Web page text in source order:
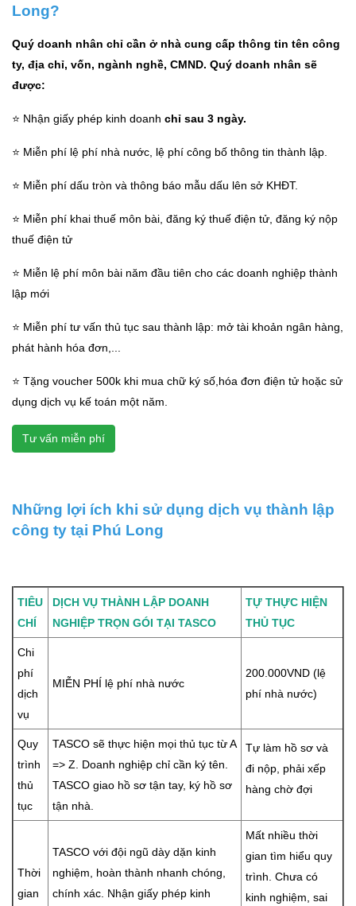
Long?
Quý doanh nhân chỉ cần ở nhà cung cấp thông tin tên công
ty, địa chỉ, vốn, ngành nghề, CMND. Quý doanh nhân sẽ
được:
⭐ Nhận giấy phép kinh doanh chỉ sau 3 ngày.
⭐ Miễn phí lệ phí nhà nước, lệ phí công bố thông tin thành lập.
⭐ Miễn phí dấu tròn và thông báo mẫu dấu lên sở KHĐT.
⭐ Miễn phí khai thuế môn bài, đăng ký thuế điện tử, đăng ký nộp
thuế điện tử
⭐ Miễn lệ phí môn bài năm đầu tiên cho các doanh nghiệp thành
lập mới
⭐ Miễn phí tư vấn thủ tục sau thành lập: mở tài khoản ngân hàng,
phát hành hóa đơn,...
⭐ Tặng voucher 500k khi mua chữ ký số,hóa đơn điện tử hoặc sử
dụng dịch vụ kế toán một năm.
Tư vấn miễn phí
Những lợi ích khi sử dụng dịch vụ thành lập
công ty tại Phú Long
TIÊU
CHÍ
DỊCH VỤ THÀNH LẬP DOANH
NGHIỆP TRỌN GÓI TẠI TASCO
TỰ THỰC HIỆN
THỦ TỤC
Chi
phí
dịch
vụ
MIỄN PHÍ lệ phí nhà nước
200.000VND (lệ
phí nhà nước)
Quy
trình
thủ
tục
TASCO sẽ thực hiện mọi thủ tục từ A
=> Z. Doanh nghiệp chỉ cần ký tên.
TASCO giao hồ sơ tận tay, ký hồ sơ
tận nhà.
Tự làm hồ sơ và
đi nộp, phải xếp
hàng chờ đợi
Thời
gian
TASCO với đội ngũ dày dặn kinh
nghiệm, hoàn thành nhanh chóng,
chính xác. Nhận giấy phép kinh
Mất nhiều thời
gian tìm hiểu quy
trình. Chưa có
kinh nghiệm, sai